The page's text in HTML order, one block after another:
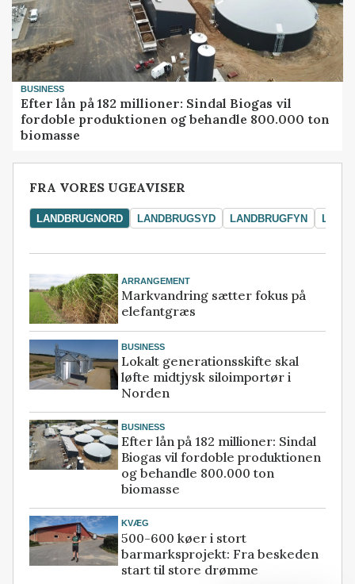
BUSINESS
Efter lån på 182 millioner: Sindal Biogas vil
fordoble produktionen og behandle 800.000 ton
biomasse
FRA VORES UGEAVISER
LANDBRUGNORD LANDBRUGSYD LANDBRUGFYN
ARRANGEMENT
Markvandring sætter fokus på
elefantgræs
BUSINESS
Lokalt generationsskifte skal
løfte midtjysk siloimportør i
Norden
BUSINESS
Efter lån på 182 millioner: Sindal
Biogas vil fordoble produktionen
og behandle 800.000 ton
biomasse
KVÆG
500-600 køer i stort
barmarksprojekt: Fra beskeden
start til store drømme